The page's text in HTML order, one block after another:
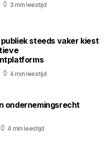
3 min leestijd
steeds vaker kiest
4 min leestijd
ondernemingsrecht
4 min leestijd